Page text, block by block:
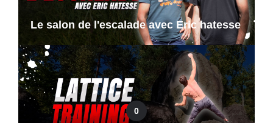
Le salon de l'escalade avec Eric hatesse
0